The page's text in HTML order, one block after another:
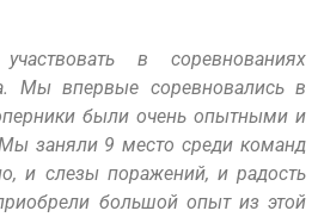
в соревнованиях
Мы впервые соревновались в
были очень опытными и
заняли 9 место среди команд
и слезы поражений, и радость
большой опыт из этой